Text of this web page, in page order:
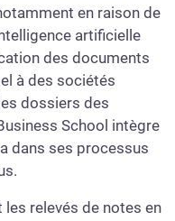
en raison de
artificielle
des documents
à des sociétés
dossiers des
School intègre
dans ses processus
relevés de notes en